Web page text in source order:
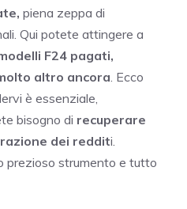
piena zeppa di
Qui potete attingere a
F24 pagati,
altro ancora . Ecco
è essenziale,
bisogno di recuperare
dei redditi.
prezioso strumento e tutto